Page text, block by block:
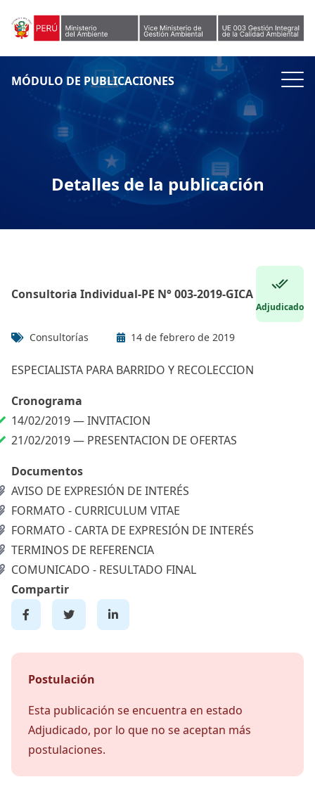
MÓDULO DE PUBLICACIONES
Detalles de la publicación
Consultoria Individual-PE N° 003-2019-GICA
Adjudicado
Consultorías 14 de febrero de 2019
ESPECIALISTA PARA BARRIDO Y RECOLECCION
Cronograma
14/02/2019 —INVITACION
21/02/2019 — PRESENTACION DE OFERTAS
Documentos
AVISO DE EXPRESIÓN DE INTERÉS
FORMATO - CURRICULUM VITAE
FORMATO - CARTA DE EXPRESIÓN DE INTERÉS
TERMINOS DE REFERENCIA
COMUNICADO - RESULTADO FINAL
Compartir
Postulación
Esta publicación se encuentra en estado
Adjudicado, por lo que no se aceptan más
postulaciones.